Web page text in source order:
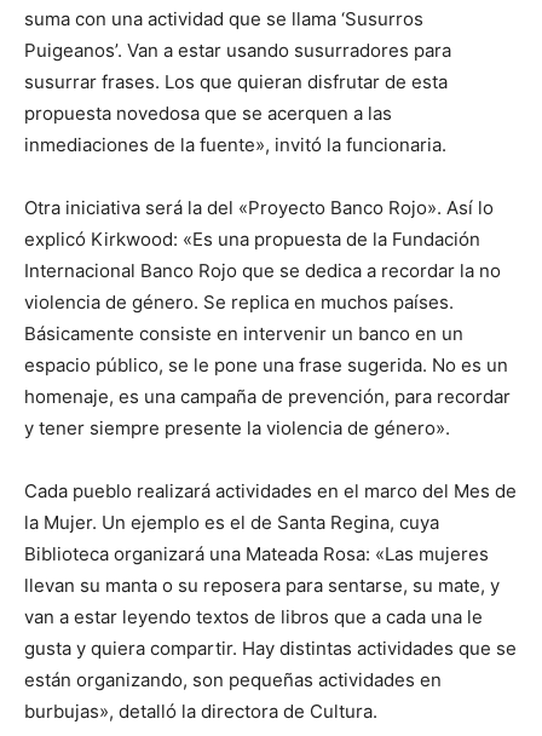
suma con una actividad que se llama ‘Susurros
Puigeanos’. Van a estar usando susurradores para
susurrar frases. Los que quieran disfrutar de esta
propuesta novedosa que se acerquen a las
inmediaciones de la fuente», invitó la funcionaria.
Otra iniciativa será la del «Proyecto Banco Rojo». Así lo
explicó Kirkwood: «Es una propuesta de la Fundación
Internacional Banco Rojo que se dedica a recordar la no
violencia de género. Se replica en muchos países.
Básicamente consiste en intervenir un banco en un
espacio público, se le pone una frase sugerida. No es un
homenaje, es una campaña de prevención, para recordar
y tener siempre presente la violencia de género».
Cada pueblo realizará actividades en el marco del Mes de
la Mujer. Un ejemplo es el de Santa Regina, cuya
Biblioteca organizará una Mateada Rosa: «Las mujeres
llevan su manta o su reposera para sentarse, su mate, y
van a estar leyendo textos de libros que a cada una le
gusta y quiera compartir. Hay distintas actividades que se
están organizando, son pequeñas actividades en
burbujas», detalló la directora de Cultura.